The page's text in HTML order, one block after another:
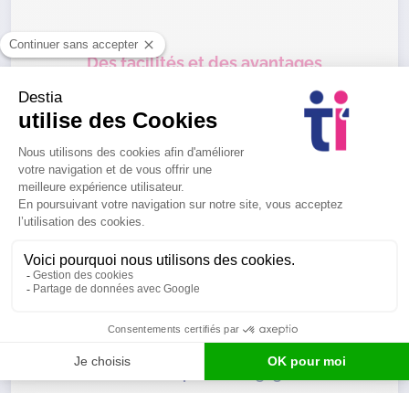
Des facilités et des avantages
En plus d’offrir une large palette de services à la
personne et de soins à domicile,
nos agences
proposent des prestations complètes
qui vous
déchargent des démarches administratives
usuelles et des formalités légales et
contractuellesqu’elles font à votre place.
accompagnent dans vos recherches d’aides et
prises en charge financières
Grâce à son agrément Services à la personne,
50 % des dépenses engagées